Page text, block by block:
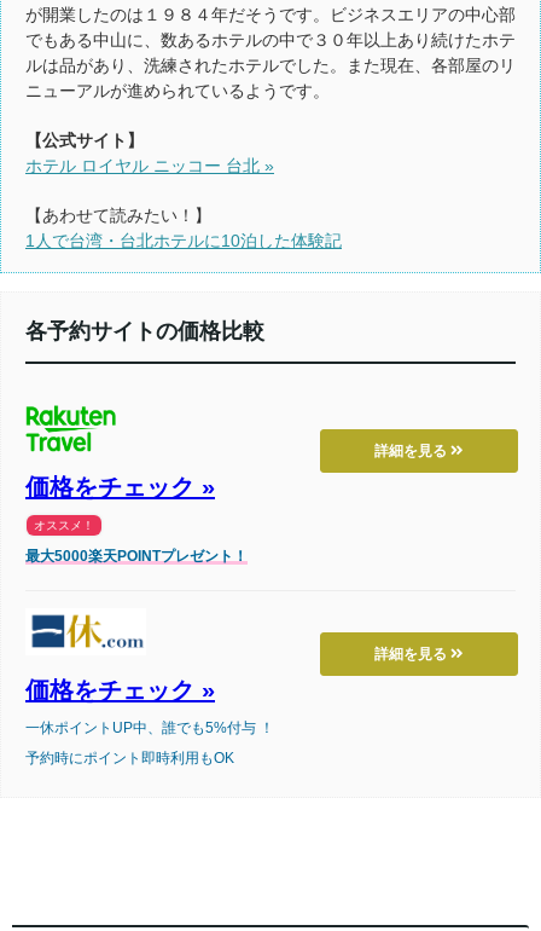
が開業したのは１９８４年だそうです。ビジネスエリアの中心部
でもある中山に、数あるホテルの中で３０年以上あり続けたホテ
ルは品があり、洗練されたホテルでした。また現在、各部屋のリ
ニューアルが進められているようです。
【公式サイト】
ホテル ロイヤル ニッコー 台北 »
【あわせて読みたい！】
1人で台湾・台北ホテルに10泊した体験記
各予約サイトの価格比較
詳細を見る
価格をチェック »
オススメ！
最大5000楽天POINTプレゼント！
詳細を見る
価格をチェック »
一休ポイントUP中、誰でも5%付与 ！
予約時にポイント即時利用もOK